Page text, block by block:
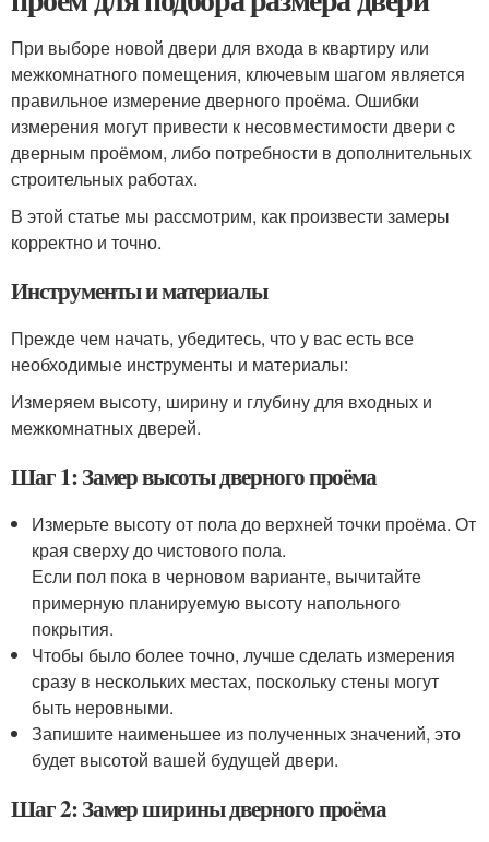
При выборе новой двери для входа в квартиру или
межкомнатного помещения, ключевым шагом является
правильное измерение дверного проёма. Ошибки
измерения могут привести к несовместимости двери c
дверным проёмом, либо потребности в дополнительных
строительных работах.
В этой статье мы рассмотрим, как произвести замеры
корректно и точно.
Инструменты и материалы
Прежде чем начать, убедитесь, что у вас есть все
необходимые инструменты и материалы:
Измеряем высоту, ширину и глубину для входных и
межкомнатных дверей.
Шаг 1: Замер высоты дверного проёма
Измерьте высоту от пола до верхней точки проёма. От
края сверху до чистового пола.
Если пол пока в черновом варианте, вычитайте
примерную планируемую высоту напольного
покрытия.
Чтобы было более точно, лучше сделать измерения
сразу в нескольких местах, поскольку стены могут
быть неровными.
Запишите наименьшее из полученных значений, это
будет высотой вашей будущей двери.
Шаг 2: Замер ширины дверного проёма